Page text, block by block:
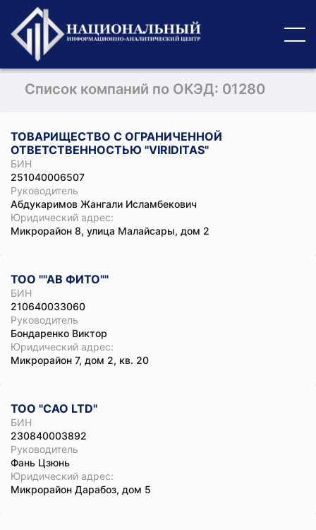
Список компаний по ОКЭД: 01280
ТОВАРИЩЕСТВО С ОГРАНИЧЕННОЙ
ОТВЕТСТВЕННОСТЬЮ "VIRIDITAS"
БИН
251040006507
Руководитель
Абдукаримов Жангали Исламбекович
Юридический адрес:
Микрорайон 8, улица Малайсары, дом 2
ТОО ""АВ ФИТО""
БИН
210640033060
Руководитель
Бондаренко Виктор
Юридический адрес:
Микрорайон 7, дом 2, кв. 20
ТОО "CAO LTD"
БИН
230840003892
Руководитель
Фань Цзюнь
Юридический адрес:
Микрорайон Дарабоз, дом 5